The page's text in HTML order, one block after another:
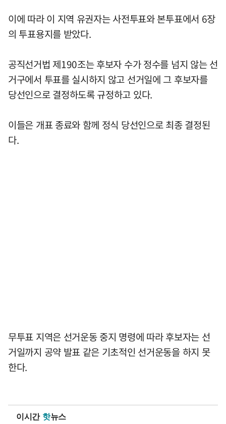
이에 따라 이 지역 유권자는 사전투표와 본투표에서 6장
의 투표용지를 받았다.
공직선거법 제190조는 후보자 수가 정수를 넘지 않는 선
거구에서 투표를 실시하지 않고 선거일에 그 후보자를
당선인으로 결정하도록 규정하고 있다.
이들은 개표 종료와 함께 정식 당선인으로 최종 결정된
다.
무투표 지역은 선거운동 중지 명령에 따라 후보자는 선
거일까지 공약 발표 같은 기초적인 선거운동을 하지 못
한다.
이시간 핫뉴스